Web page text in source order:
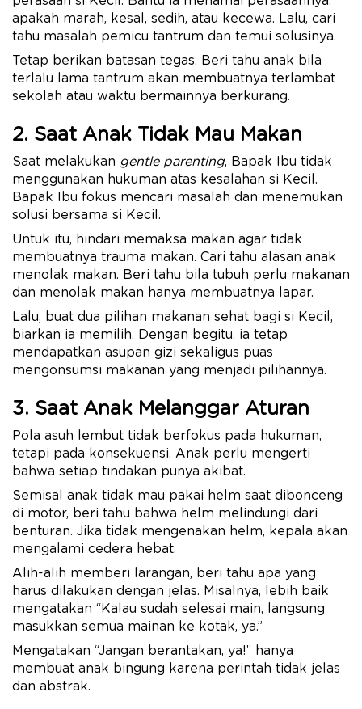
apakah marah, kesal, sedih, atau kecewa. Lalu, cari
tahu masalah pemicu tantrum dan temui solusinya.
Tetap berikan batasan tegas. Beri tahu anak bila
terlalu lama tantrum akan membuatnya terlambat
sekolah atau waktu bermainnya berkurang.
2. Saat Anak Tidak Mau Makan
Saat melakukan gentle parenting, Bapak Ibu tidak
menggunakan hukuman atas kesalahan si Kecil.
Bapak Ibu fokus mencari masalah dan menemukan
solusi bersama si Kecil.
Untuk itu, hindari memaksa makan agar tidak
membuatnya trauma makan. Cari tahu alasan anak
menolak makan. Beri tahu bila tubuh perlu makanan
dan menolak makan hanya membuatnya lapar.
Lalu, buat dua pilihan makanan sehat bagi si Kecil,
biarkan ia memilih. Dengan begitu, ia tetap
mendapatkan asupan gizi sekaligus puas
mengonsumsi makanan yang menjadi pilihannya.
3. Saat Anak Melanggar Aturan
Pola asuh lembut tidak berfokus pada hukuman,
tetapi pada konsekuensi. Anak perlu mengerti
bahwa setiap tindakan punya akibat.
Semisal anak tidak mau pakai helm saat dibonceng
di motor, beri tahu bahwa helm melindungi dari
benturan. Jika tidak mengenakan helm, kepala akan
mengalami cedera hebat.
Alih-alih memberi larangan, beri tahu apa yang
harus dilakukan dengan jelas. Misalnya, lebih baik
mengatakan “Kalau sudah selesai main, langsung
masukkan semua mainan ke kotak, ya.”
Mengatakan “Jangan berantakan, ya!” hanya
membuat anak bingung karena perintah tidak jelas
dan abstrak.